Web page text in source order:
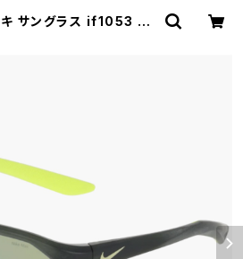
サングラス if1053 35